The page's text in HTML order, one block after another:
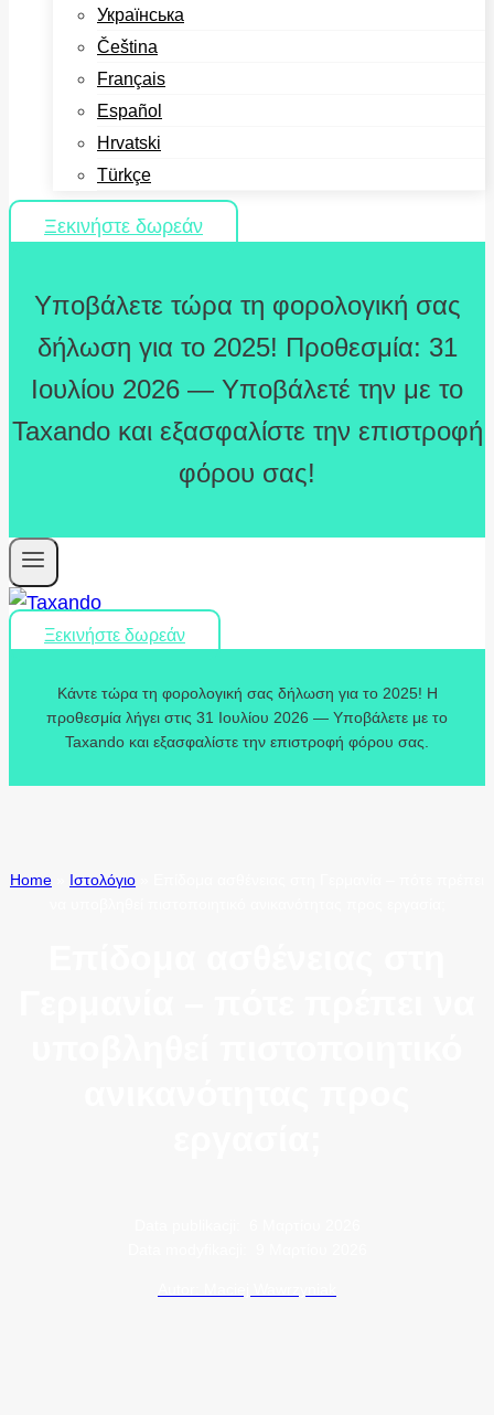
Українська
Čeština
Français
Español
Hrvatski
Türkçe
Ξεκινήστε δωρεάν
Υποβάλετε τώρα τη φορολογική σας
δήλωση για το 2025! Προθεσμία: 31
Ιουλίου 2026 — Υποβάλετέ την με το
Taxando και εξασφαλίστε την επιστροφή
φόρου σας!
Ξεκινήστε δωρεάν
Κάντε τώρα τη φορολογική σας δήλωση για το 2025! Η
προθεσμία λήγει στις 31 Ιουλίου 2026 — Υποβάλετε με το
Taxando και εξασφαλίστε την επιστροφή φόρου σας.
Home Ιστολόγιο